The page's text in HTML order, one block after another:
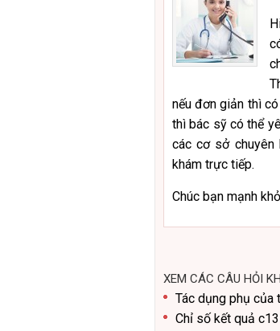
nếu đơn giản thì
thì bác sỹ có thể
các cơ sở
khám trực tiếp.
Chúc bạn mạnh
XEM CÁC CÂU HỎI
Tác dụng phụ của
Chỉ số kết quả c13